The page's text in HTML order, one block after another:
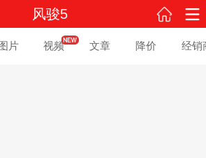
风骏5
片 视频 文章 降价 经销